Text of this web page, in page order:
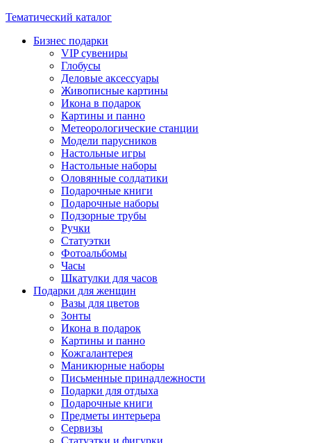
Тематический каталог
Бизнес подарки
VIP сувениры
Глобусы
Деловые аксессуары
Живописные картины
Икона в подарок
Картины и панно
Метеорологические станции
Модели парусников
Настольные игры
Настольные наборы
Оловянные солдатики
Подарочные книги
Подарочные наборы
Подзорные трубы
Ручки
Статуэтки
Фотоальбомы
Часы
Шкатулки для часов
Подарки для женщин
Вазы для цветов
Зонты
Икона в подарок
Картины и панно
Кожгалантерея
Маникюрные наборы
Письменные принадлежности
Подарки для отдыха
Подарочные книги
Предметы интерьера
Сервизы
Статуэтки и фигурки